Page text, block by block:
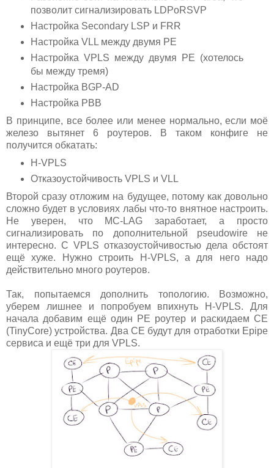
позволит сигнализировать LDPoRSVP
Настройка Secondary LSP и FRR
Настройка VLL между двумя PE
Настройка VPLS между двумя PE (хотелось
бы между тремя)
Настройка BGP-AD
Настройка PBB
В принципе, все более или менее нормально, если моё
железо вытянет 6 роутеров. В таком конфиге не
получится обкатать:
H-VPLS
Отказоустойчивость VPLS и VLL
Второй сразу отложим на будущее, потому как довольно
сложно будет в условиях лабы что-то внятное настроить.
Не уверен, что MC-LAG заработает, а просто
сигнализировать по дополнительной pseudowire не
интересно. C VPLS отказоустойчивостью дела обстоят
ещё хуже. Нужно строить H-VPLS, а для него надо
действительно много роутеров.
Так, попытаемся дополнить топологию. Возможно,
уберем лишнее и попробуем впихнуть H-VPLS. Для
начала добавим ещё один PE роутер и раскидаем CE
(TinyCore) устройства. Два CE будут для отработки Epipe
сервиса и ещё три для VPLS.